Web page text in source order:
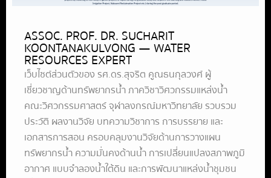
ASSOC. PROF. DR. SUCHARIT
KOONTANAKULVONG — WATER
RESOURCES EXPERT
เว็บไซต์ส่วนตัวของ รศ.ดร.สุจริต คูณธนกุลวงศ์ ผู้
เชี่ยวชาญด้านทรัพยากรน้ำ ภาควิชาวิศวกรรมแหล่งน้ำ
คณะวิศวกรรมศาสตร์ จุฬาลงกรณ์มหาวิทยาลัย รวบรวม
ประวัติ ผลงานวิจัย บทความวิชาการ การบรรยาย และ
เอกสารการสอน ครอบคลุมงานวิจัยด้านการวางแผน
ทรัพยากรน้ำ ความมั่นคงด้านน้ำ การเปลี่ยนแปลงสภาพภูมิ
อากาศ แบบจำลองน้ำใต้ดิน และการพัฒนาแหล่งน้ำชุมชน